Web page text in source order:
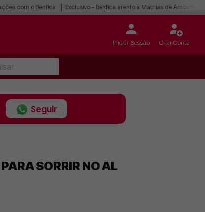
com o Benfica Exclusivo - Benfica atento a Mathias de Amorim
Iniciar Sessão Criar Conta
Seguir
SORRIR NO AL